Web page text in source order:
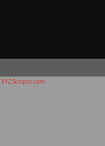
XYZScripts.com